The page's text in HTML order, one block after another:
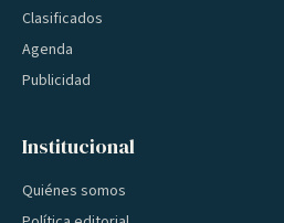
Clasificados
Agenda
Publicidad
Institucional
Quiénes somos